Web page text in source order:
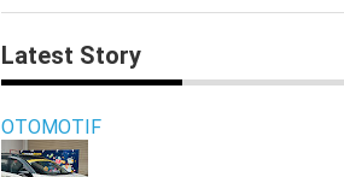
Latest Story
OTOMOTIF